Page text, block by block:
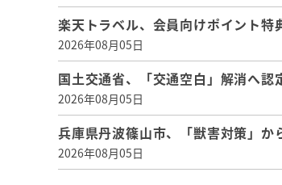
楽天トラベル、会員向けポイント
2026年08月05日
国土交通省、「交通空白」解消へ認
2026年08月05日
兵庫県丹波篠山市、「獣害対策」
2026年08月05日